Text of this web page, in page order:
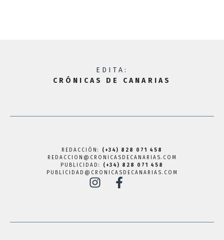
EDITA:
CRÓNICAS DE CANARIAS
REDACCIÓN: (+34) 828 071 458
REDACCION@CRONICASDECANARIAS.COM
PUBLICIDAD: (+34) 828 071 458
PUBLICIDAD@CRONICASDECANARIAS.COM